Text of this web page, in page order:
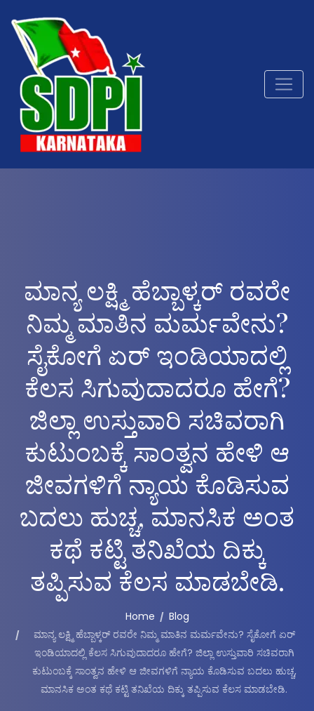
ಮಾನ್ಯ ಲಕ್ಷ್ಮಿ ಹೆಬ್ಬಾಳ್ಕರ್ ರವರೇ
ನಿಮ್ಮ ಮಾತಿನ ಮರ್ಮವೇನು?
ಸೈಕೋಗೆ ಏರ್ ಇಂಡಿಯಾದಲ್ಲಿ
ಕೆಲಸ ಸಿಗುವುದಾದರೂ ಹೇಗೆ?
ಜಿಲ್ಲಾ ಉಸ್ತುವಾರಿ ಸಚಿವರಾಗಿ
ಕುಟುಂಬಕ್ಕೆ ಸಾಂತ್ವನ ಹೇಳಿ ಆ
ಜೀವಗಳಿಗೆ ನ್ಯಾಯ ಕೊಡಿಸುವ
ಬದಲು ಹುಚ್ಚ, ಮಾನಸಿಕ ಅಂತ
ಕಥೆ ಕಟ್ಟಿ ತನಿಖೆಯ ದಿಕ್ಕು
ತಪ್ಪಿಸುವ ಕೆಲಸ ಮಾಡಬೇಡಿ.
Home
Blog
ಮಾನ್ಯ ಲಕ್ಷ್ಮಿ ಹೆಬ್ಬಾಳ್ಕರ್ ರವರೇ ನಿಮ್ಮ ಮಾತಿನ ಮರ್ಮವೇನು? ಸೈಕೋಗೆ ಏರ್
ಇಂಡಿಯಾದಲ್ಲಿ ಕೆಲಸ ಸಿಗುವುದಾದರೂ ಹೇಗೆ? ಜಿಲ್ಲಾ ಉಸ್ತುವಾರಿ ಸಚಿವರಾಗಿ
ಕುಟುಂಬಕ್ಕೆ ಸಾಂತ್ವನ ಹೇಳಿ ಆ ಜೀವಗಳಿಗೆ ನ್ಯಾಯ ಕೊಡಿಸುವ ಬದಲು ಹುಚ್ಚ,
ಮಾನಸಿಕ ಅಂತ ಕಥೆ ಕಟ್ಟಿ ತನಿಖೆಯ ದಿಕ್ಕು ತಪ್ಪಿಸುವ ಕೆಲಸ ಮಾಡಬೇಡಿ.